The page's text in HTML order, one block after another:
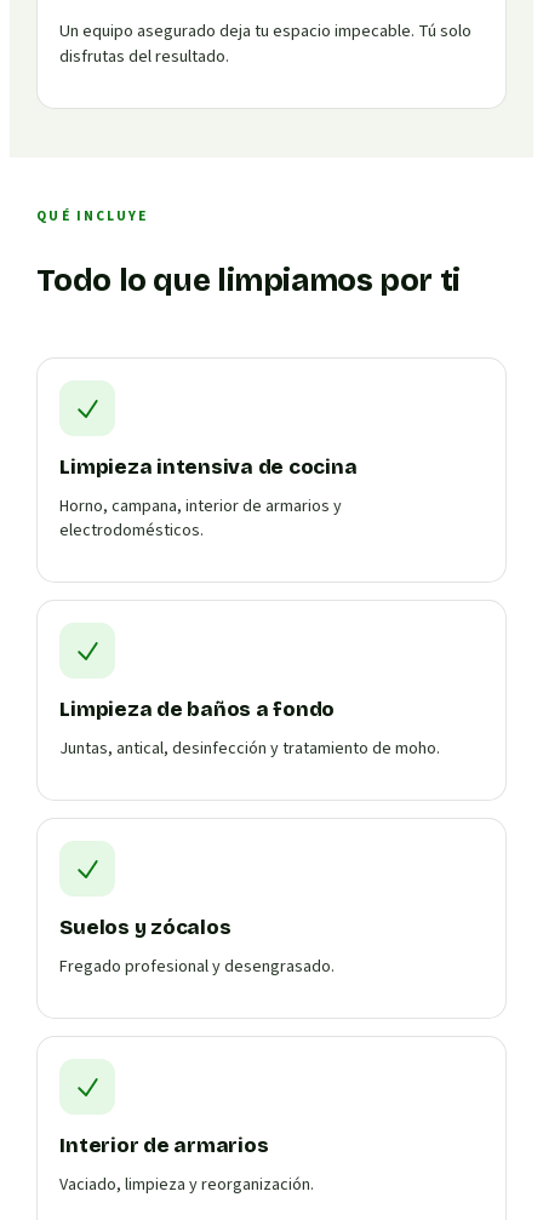
Un equipo asegurado deja tu espacio impecable. Tú solo
disfrutas del resultado.
QUÉ INCLUYE
Todo lo que limpiamos por ti
Limpieza intensiva de cocina
Horno, campana, interior de armarios y
electrodomésticos.
Limpieza de baños a fondo
Juntas, antical, desinfección y tratamiento de moho.
Suelos y zócalos
Fregado profesional y desengrasado.
Interior de armarios
Vaciado, limpieza y reorganización.